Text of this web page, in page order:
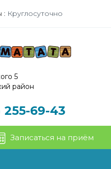
: Круглосуточно
5
район
255-69-43
Записаться на приём